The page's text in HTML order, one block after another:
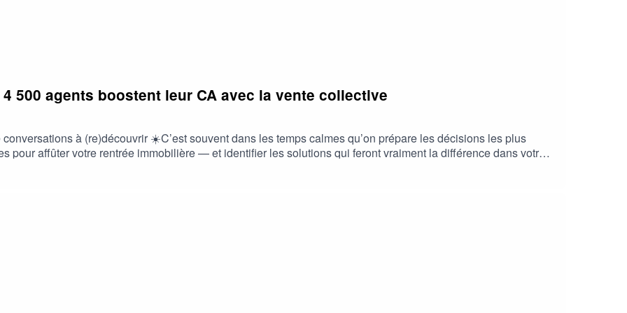
ou souhaitez devenir partenaire d’En Visite ?
4 500 agents boostent leur CA avec la vente collective
à (re)découvrir ☀️C’est souvent dans les temps calmes qu’on prépare les décisions les plus
pour affûter votre rentrée immobilière — et identifier les solutions qui feront vraiment la différence dans votre
de la Saison 7 — sponsorisée par le salon RENT, le rendez-vous annuel de l'immobilier à ne pas manquer
d’un tarif partenaire exclusif pour participer aux deux journées du salon et découvrir les innovations,